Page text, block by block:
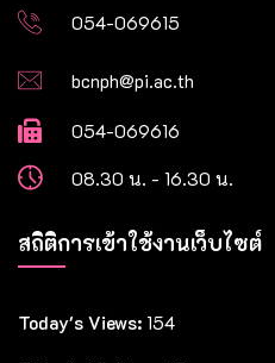
054-069615
bcnph@pi.ac.th
054-069616
08.30 น. - 16.30 น.
สถิติการเข้าใช้งานเว็บไซต์
Today's Views: 154